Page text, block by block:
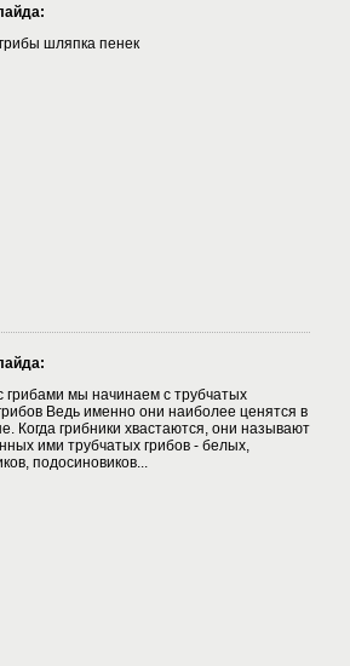
шляпка пенек
грибами мы начинаем с трубчатых
Ведь именно они наиболее ценятся в
Когда грибники хвастаются, они называют
ими трубчатых грибов - белых,
подосиновиков...